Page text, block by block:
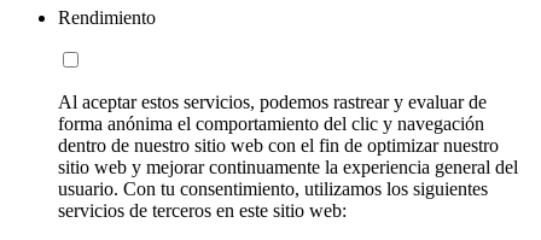
Rendimiento
Al aceptar estos servicios, podemos rastrear y evaluar de
forma anónima el comportamiento del clic y navegación
dentro de nuestro sitio web con el fin de optimizar nuestro
sitio web y mejorar continuamente la experiencia general del
usuario. Con tu consentimiento, utilizamos los siguientes
servicios de terceros en este sitio web: